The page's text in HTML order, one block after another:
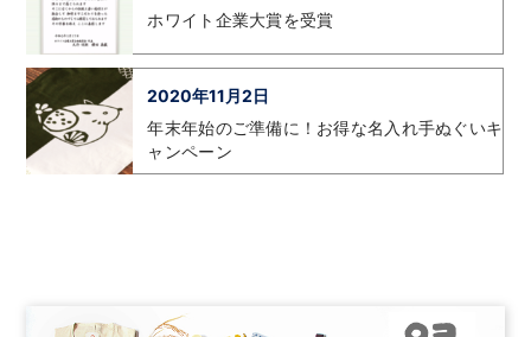
ホワイト企業大賞を受賞
2020年11月2日
年末年始のご準備に！お得な名入れ手ぬぐいキ
ャンペーン